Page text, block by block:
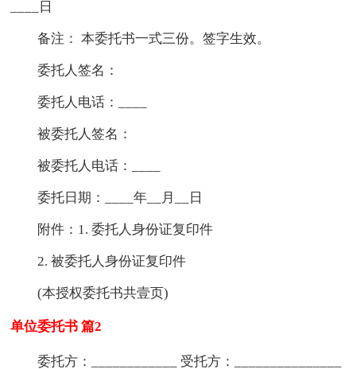
____日
备注： 本委托书一式三份。签字生效。
委托人签名：
委托人电话：____
被委托人签名：
被委托人电话：____
委托日期：____年__月__日
附件：1. 委托人身份证复印件
2. 被委托人身份证复印件
(本授权委托书共壹页)
单位委托书 篇2
委托方：____________ 受托方：_______________